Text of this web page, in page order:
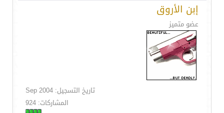
إبن الأروق
عضو متميز
تاريخ التسجيل: Sep 2004
المشاركات: 924